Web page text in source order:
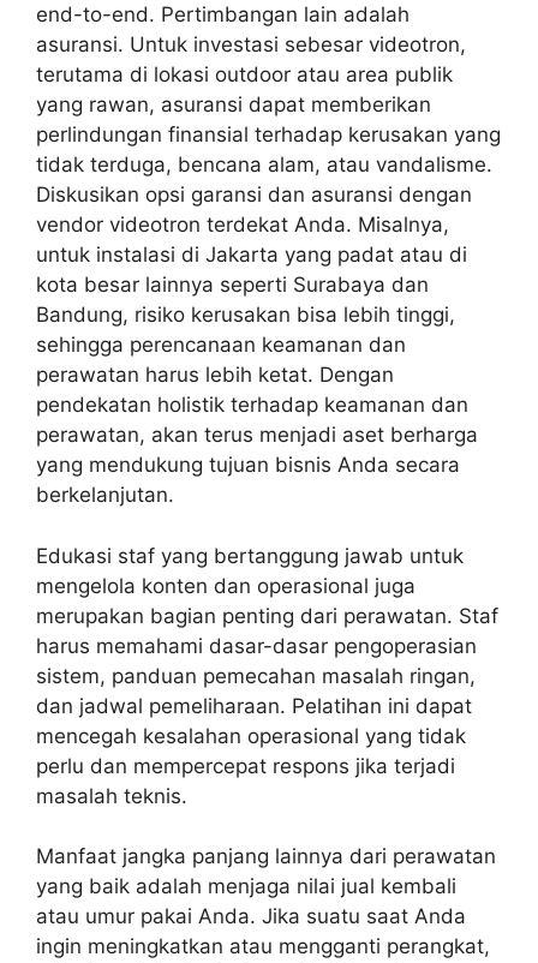
end-to-end. Pertimbangan lain adalah
asuransi. Untuk investasi sebesar videotron,
terutama di lokasi outdoor atau area publik
yang rawan, asuransi dapat memberikan
perlindungan finansial terhadap kerusakan yang
tidak terduga, bencana alam, atau vandalisme.
Diskusikan opsi garansi dan asuransi dengan
vendor videotron terdekat Anda. Misalnya,
untuk instalasi di Jakarta yang padat atau di
kota besar lainnya seperti Surabaya dan
Bandung, risiko kerusakan bisa lebih tinggi,
sehingga perencanaan keamanan dan
perawatan harus lebih ketat. Dengan
pendekatan holistik terhadap keamanan dan
perawatan, akan terus menjadi aset berharga
yang mendukung tujuan bisnis Anda secara
berkelanjutan.
Edukasi staf yang bertanggung jawab untuk
mengelola konten dan operasional juga
merupakan bagian penting dari perawatan. Staf
harus memahami dasar-dasar pengoperasian
sistem, panduan pemecahan masalah ringan,
dan jadwal pemeliharaan. Pelatihan ini dapat
mencegah kesalahan operasional yang tidak
perlu dan mempercepat respons jika terjadi
masalah teknis.
Manfaat jangka panjang lainnya dari perawatan
yang baik adalah menjaga nilai jual kembali
atau umur pakai Anda. Jika suatu saat Anda
ingin meningkatkan atau mengganti perangkat,